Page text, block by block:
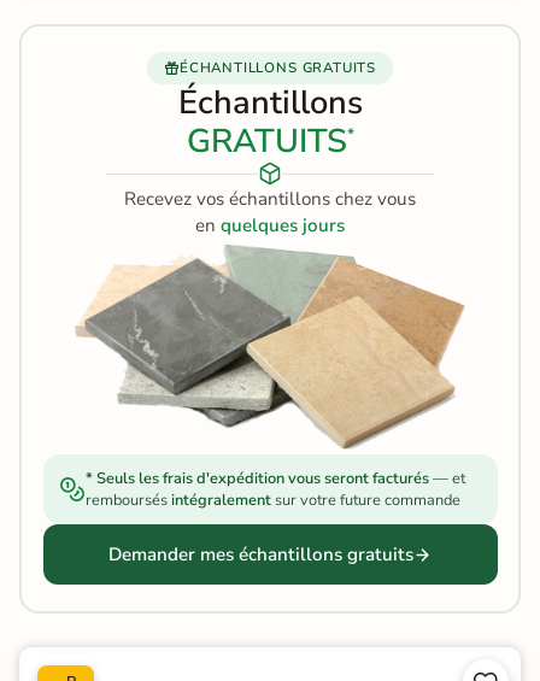
ÉCHANTILLONS GRATUITS
Échantillons
GRATUITS*
Recevez vos échantillons chez vous
en quelques jours
* Seuls les frais d'expédition vous seront facturés— et
remboursésintégralementsur votre future commande
Demander mes échantillons gratuits